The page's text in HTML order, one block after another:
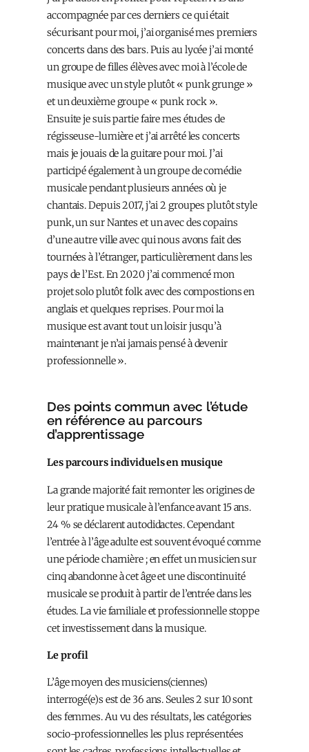
accompagnée par ces derniers ce qui était
sécurisant pour moi, j’ai organisé mes premiers
concerts dans des bars. Puis au lycée j’ai monté
un groupe de filles élèves avec moi à l’école de
musique avec un style plutôt « punk grunge »
et un deuxième groupe « punk rock ».
Ensuite je suis partie faire mes études de
régisseuse-lumière et j’ai arrêté les concerts
mais je jouais de la guitare pour moi. J’ai
participé également à un groupe de comédie
musicale pendant plusieurs années où je
chantais. Depuis 2017, j’ai 2 groupes plutôt style
punk, un sur Nantes et un avec des copains
d’une autre ville avec qui nous avons fait des
tournées à l’étranger, particulièrement dans les
pays de l’Est. En 2020 j’ai commencé mon
projet solo plutôt folk avec des compostions en
anglais et quelques reprises. Pour moi la
musique est avant tout un loisir jusqu’à
maintenant je n’ai jamais pensé à devenir
professionnelle ».
Des points commun avec l’étude
en référence au parcours
d’apprentissage
Les parcours individuels en musique
La grande majorité fait remonter les origines de
leur pratique musicale à l’enfance avant 15 ans.
24 % se déclarent autodidactes. Cependant
l’entrée à l’âge adulte est souvent évoqué comme
une période charnière ; en effet un musicien sur
cinq abandonne à cet âge et une discontinuité
musicale se produit à partir de l’entrée dans les
études. La vie familiale et professionnelle stoppe
cet investissement dans la musique.
Le profil
L’âge moyen des musiciens(ciennes)
interrogé(e)s est de 36 ans. Seules 2 sur 10 sont
des femmes. Au vu des résultats, les catégories
socio-professionnelles les plus représentées